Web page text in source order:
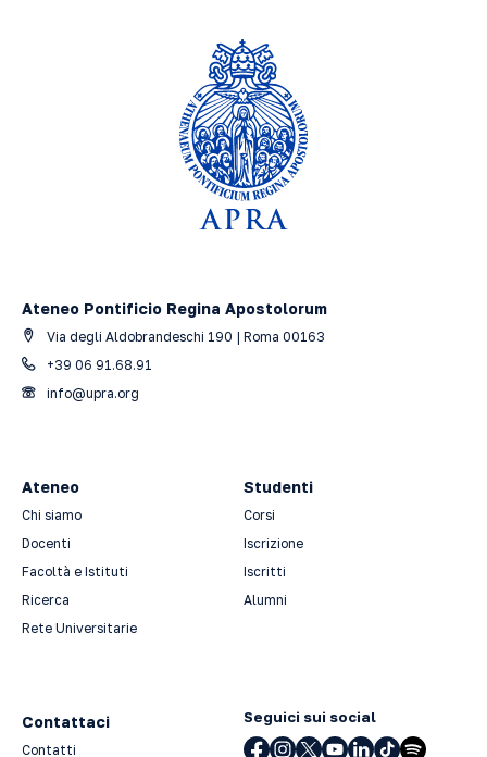
Ateneo Pontificio Regina Apostolorum
Via degli Aldobrandeschi 190 | Roma 00163
+39 06 91.68.91
info@upra.org
Ateneo
Chi siamo
Docenti
Facoltà e Istituti
Ricerca
Rete Universitarie
Studenti
Corsi
Iscrizione
Iscritti
Alumni
Contattaci
Contatti
Seguici sui social